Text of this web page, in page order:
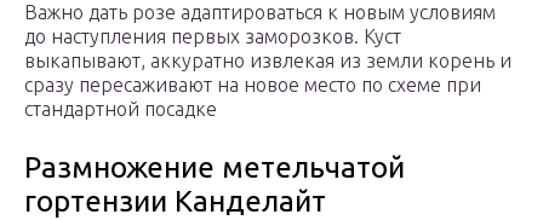
Важно дать розе адаптироваться к новым условиям
до наступления первых заморозков. Куст
выкапывают, аккуратно извлекая из земли корень и
сразу пересаживают на новое место по схеме при
стандартной посадке
Размножение метельчатой
гортензии Канделайт